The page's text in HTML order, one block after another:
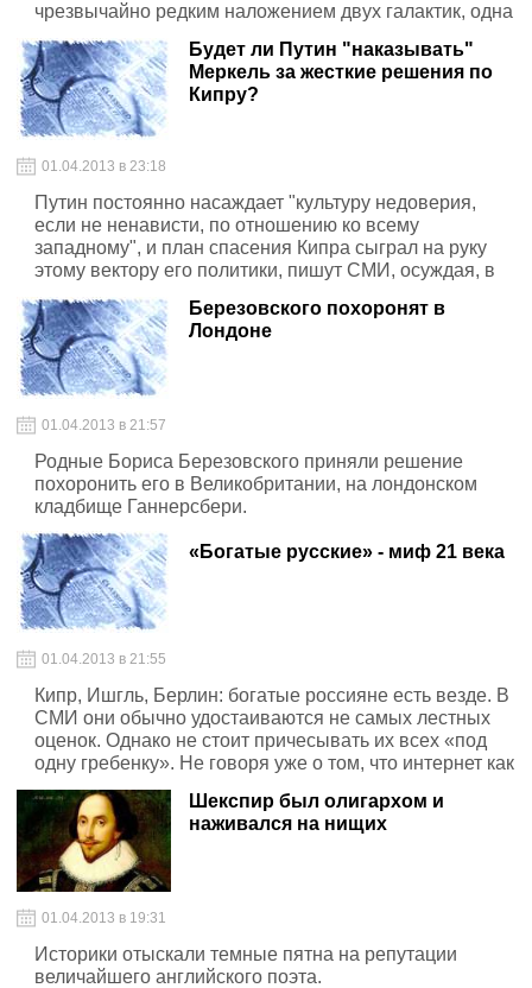
чрезвычайно редким наложением двух галактик, одна
Будет ли Путин "наказывать"
Меркель за жесткие решения по
Кипру?
01.04.2013 в 23:18
Путин постоянно насаждает "культуру недоверия,
если не ненависти, по отношению ко всему
западному", и план спасения Кипра сыграл на руку
этому вектору его политики, пишут СМИ, осуждая, в
прочего, кипрский кризис - угроза "особым
отношениям" Германии с Россией, особенно если
Путин захочет "наказать" ЕС и найдет способ это
сделать. Картину прояснит визит Путина в Германию
Березовского похоронят в
Лондоне
01.04.2013 в 21:57
Родные Бориса Березовского приняли решение
похоронить его в Великобритании, на лондонском
кладбище Ганнерсбери.
«Богатые русские» - миф 21 века
01.04.2013 в 21:55
Кипр, Ишгль, Берлин: богатые россияне есть везде. В
СМИ они обычно удостаиваются не самых лестных
оценок. Однако не стоит причесывать их всех «под
одну гребенку». Не говоря уже о том, что интернет как
источник подобного рода оценок так же ненадежен,
как банковская система на Кипре.
Шекспир был олигархом и
наживался на нищих
01.04.2013 в 19:31
Историки отыскали темные пятна на репутации
величайшего английского поэта.